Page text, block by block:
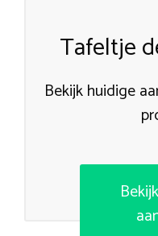
Tafeltje
Bekijk huidige